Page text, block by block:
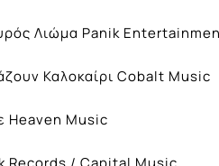
Λιώμα Panik
Καλοκαίρι Cobalt Music
Heaven Music